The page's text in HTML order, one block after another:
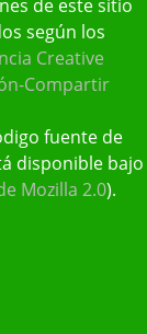
de este sitio
según los
Creative
Compartir
fuente de
disponible bajo
Mozilla 2.0).